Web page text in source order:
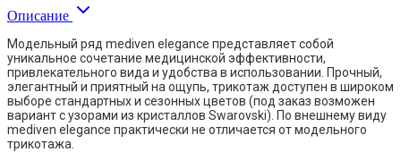
Описание
Модельный ряд mediven elegance представляет собой
уникальное сочетание медицинской эффективности,
привлекательного вида и удобства в использовании. Прочный,
элегантный и приятный на ощупь, трикотаж доступен в широком
выборе стандартных и сезонных цветов (под заказ возможен
вариант с узорами из кристаллов Swarovski). По внешнему виду
mediven elegance практически не отличается от модельного
трикотажа.